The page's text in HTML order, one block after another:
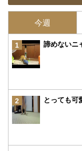
今週
1 諦めないニ
2 とっても可